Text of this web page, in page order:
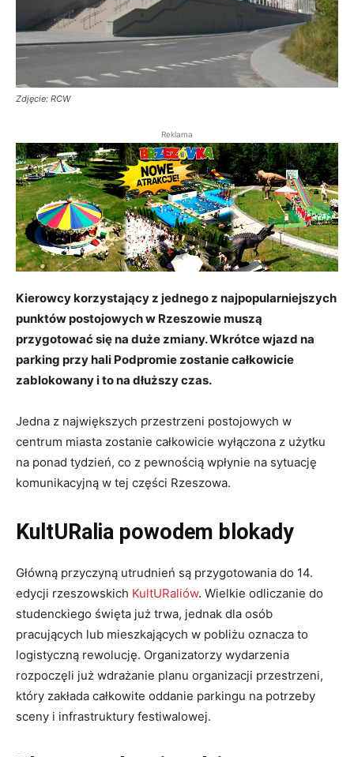
Zdjęcie: RCW
Reklama
Kierowcy korzystający z jednego z najpopularniejszych
punktów postojowych w Rzeszowie muszą
przygotować się na duże zmiany. Wkrótce wjazd na
parking przy hali Podpromie zostanie całkowicie
zablokowany i to na dłuższy czas.
Jedna z największych przestrzeni postojowych w
centrum miasta zostanie całkowicie wyłączona z użytku
na ponad tydzień, co z pewnością wpłynie na sytuację
komunikacyjną w tej części Rzeszowa.
KultURalia powodem blokady
Główną przyczyną utrudnień są przygotowania do 14.
edycji rzeszowskich KultURaliów. Wielkie odliczanie do
studenckiego święta już trwa, jednak dla osób
pracujących lub mieszkających w pobliżu oznacza to
logistyczną rewolucję. Organizatorzy wydarzenia
rozpoczęli już wdrażanie planu organizacji przestrzeni,
który zakłada całkowite oddanie parkingu na potrzeby
sceny i infrastruktury festiwalowej.